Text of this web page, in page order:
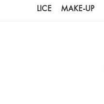
LICE MAKE-UP